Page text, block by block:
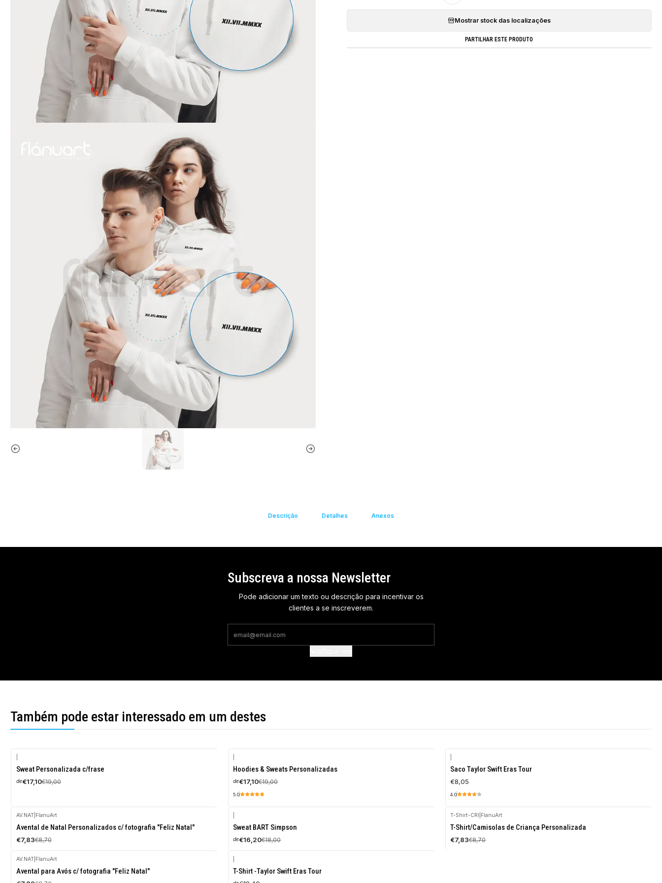
Mostrar stock das localizações
PARTILHAR ESTE PRODUTO
Descrição Detalhes Anexos
Subscreva a nossa Newsletter
Pode adicionar um texto ou descrição para incentivar os
clientes a se inscreverem.
Também pode estar interessado em um destes
-10%
DESCONTO
Sweat Personalizada c/frase
de€17,10€19,00
-10%
DESCONTO
Hoodies & Sweats Personalizadas
de€17,10€19,00
5.0
Saco Taylor Swift Eras Tour
€8,05
4.0
-10%
DESCONTO
AV.NAT| FlanuArt
Avental de Natal Personalizados c/ fotografia "Feliz Natal"
€7,83€8,70
-10%
DESCONTO
Sweat BART Simpson
de€16,20€18,00
-10%
DESCONTO
T-Shirt-CRI FlanuArt
T-Shirt/Camisolas de Criança Personalizada
€7,83€8,70
-10%
DESCONTO
AV.NAT| FlanuArt
Avental para Avós c/ fotografia "Feliz Natal" T-Shirt -Taylor Swift Eras Tour